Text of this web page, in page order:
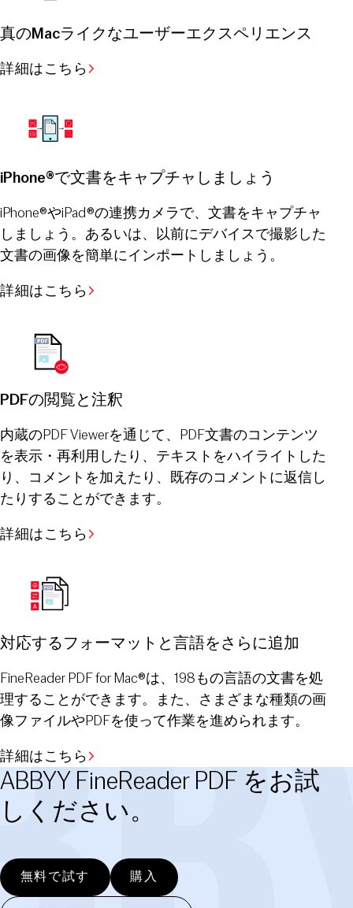
真のMacライクなユーザーエクスペリエンス
詳細はこちら
iPhone®で文書をキャプチャしましょう
iPhone®やiPad®の連携カメラで、文書をキャプチャ
しましょう。あるいは、以前にデバイスで撮影した
文書の画像を簡単にインポートしましょう。
詳細はこちら
PDFの閲覧と注釈
内蔵のPDF Viewerを通じて、PDF文書のコンテンツ
を表示・再利用したり、テキストをハイライトした
り、コメントを加えたり、既存のコメントに返信し
たりすることができます。
詳細はこちら
対応するフォーマットと言語をさらに追加
FineReader PDF for Mac®は、198もの言語の文書を処
理することができます。また、さまざまな種類の画
像ファイルやPDFを使って作業を進められます。
詳細はこちら
ABBYY FineReader PDF をお試
しください。
無料で試す 購入